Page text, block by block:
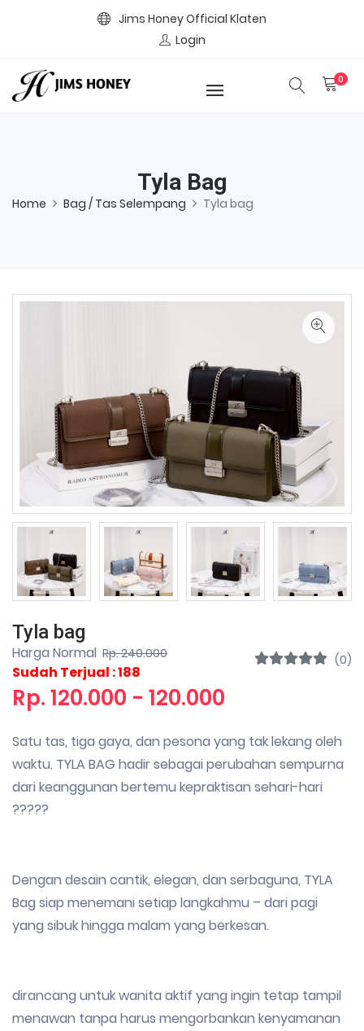
Jims Honey Official Klaten
Login
0
Tyla Bag
Home Bag / Tas Selempang Tyla bag
Tyla bag
Harga Normal Rp. 240.000
Sudah Terjual : 188
Rp. 120.000 - 120.000
(0)
Satu tas, tiga gaya, dan pesona yang tak lekang oleh
waktu. TYLA BAG hadir sebagai perubahan sempurna
dari keanggunan bertemu kepraktisan sehari-hari
?????
Dengan desain cantik, elegan, dan serbaguna, TYLA
Bag siap menemani setiap langkahmu – dari pagi
yang sibuk hingga malam yang berkesan.
dirancang untuk wanita aktif yang ingin tetap tampil
menawan tanpa harus mengorbankan kenyamanan